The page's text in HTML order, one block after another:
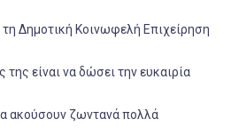
Δημοτική Κοινωφελή Επιχείρηση
είναι να δώσει την ευκαιρία
ακούσουν ζωντανά πολλά